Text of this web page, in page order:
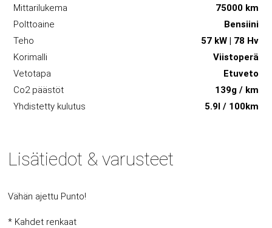
Mittarilukema
75000 km
Polttoaine
Bensiini
Teho
57 kW | 78 Hv
Korimalli
Viistoperä
Vetotapa
Etuveto
Co2 päästöt
139g / km
Yhdistetty kulutus
5.9l / 100km
Lisätiedot & varusteet
Vähän ajettu Punto!
* Kahdet renkaat